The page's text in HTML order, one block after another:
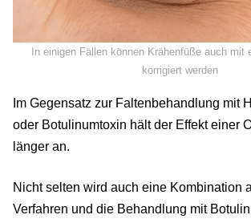
In einigen Fällen können Krähenfüße auch mit
korrigiert werden
Im Gegensatz zur Faltenbehandlung mit
oder Botulinumtoxin hält der Effekt einer
länger an.
Nicht selten wird auch eine Kombination
Verfahren und die Behandlung mit